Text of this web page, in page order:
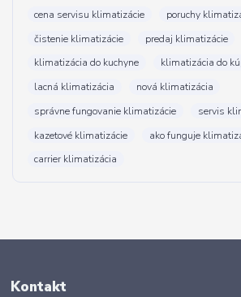
cena servisu klimatizácie
poruchy
čistenie klimatizácie
predaj klimatizácie
klimatizácia do kuchyne
klimatizácia do
lacná klimatizácia
nová klimatizácia
správne fungovanie klimatizácie
servis
kazetové klimatizácie
ako funguje
carrier klimatizácia
Kontakt